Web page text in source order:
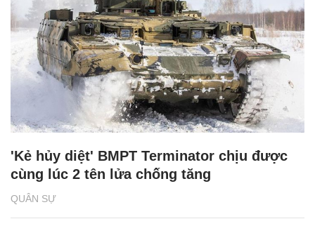
QUÂN SỰ
'Kẻ hủy diệt' BMPT Terminator chịu được
cùng lúc 2 tên lửa chống tăng